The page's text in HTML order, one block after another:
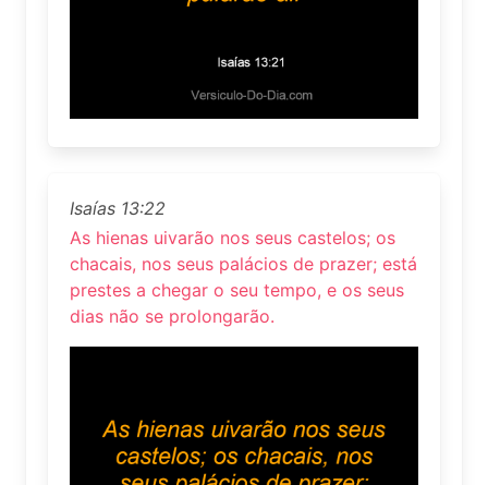
Isaías 13:22
As hienas uivarão nos seus castelos; os
chacais, nos seus palácios de prazer; está
prestes a chegar o seu tempo, e os seus
dias não se prolongarão.